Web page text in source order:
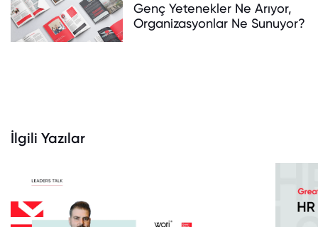
Genç Yetenekler Ne Arıyor,
Organizasyonlar Ne Sunuyor?
İlgili Yazılar